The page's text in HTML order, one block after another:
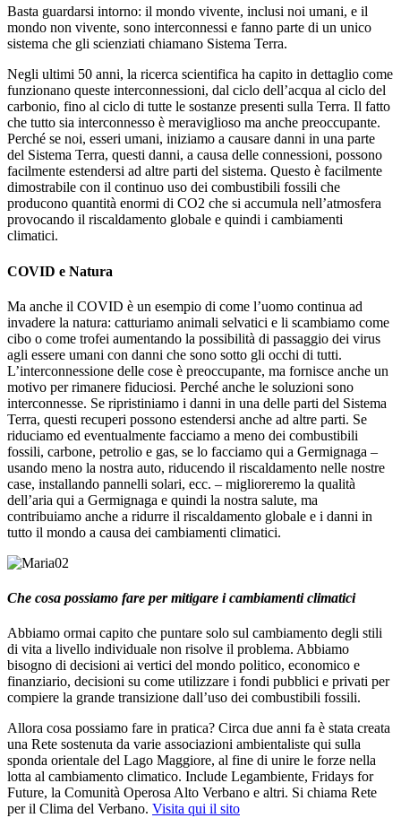
Basta guardarsi intorno: il mondo vivente, inclusi noi umani, e il
mondo non vivente, sono interconnessi e fanno parte di un unico
sistema che gli scienziati chiamano Sistema Terra.
Negli ultimi 50 anni, la ricerca scientifica ha capito in dettaglio come
funzionano queste interconnessioni, dal ciclo dell’acqua al ciclo del
carbonio, fino al ciclo di tutte le sostanze presenti sulla Terra. Il fatto
che tutto sia interconnesso è meraviglioso ma anche preoccupante.
Perché se noi, esseri umani, iniziamo a causare danni in una parte
del Sistema Terra, questi danni, a causa delle connessioni, possono
facilmente estendersi ad altre parti del sistema. Questo è facilmente
dimostrabile con il continuo uso dei combustibili fossili che
producono quantità enormi di CO2 che si accumula nell’atmosfera
provocando il riscaldamento globale e quindi i cambiamenti
climatici.
COVID e Natura
Ma anche il COVID è un esempio di come l’uomo continua ad
invadere la natura: catturiamo animali selvatici e li scambiamo come
cibo o come trofei aumentando la possibilità di passaggio dei virus
agli essere umani con danni che sono sotto gli occhi di tutti.
L’interconnessione delle cose è preoccupante, ma fornisce anche un
motivo per rimanere fiduciosi. Perché anche le soluzioni sono
interconnesse. Se ripristiniamo i danni in una delle parti del Sistema
Terra, questi recuperi possono estendersi anche ad altre parti. Se
riduciamo ed eventualmente facciamo a meno dei combustibili
fossili, carbone, petrolio e gas, se lo facciamo qui a Germignaga –
usando meno la nostra auto, riducendo il riscaldamento nelle nostre
case, installando pannelli solari, ecc. – miglioreremo la qualità
dell’aria qui a Germignaga e quindi la nostra salute, ma
contribuiamo anche a ridurre il riscaldamento globale e i danni in
tutto il mondo a causa dei cambiamenti climatici.
Che cosa possiamo fare per mitigare i cambiamenti climatici
Abbiamo ormai capito che puntare solo sul cambiamento degli stili
di vita a livello individuale non risolve il problema. Abbiamo
bisogno di decisioni ai vertici del mondo politico, economico e
finanziario, decisioni su come utilizzare i fondi pubblici e privati per
compiere la grande transizione dall’uso dei combustibili fossili.
Allora cosa possiamo fare in pratica? Circa due anni fa è stata creata
una Rete sostenuta da varie associazioni ambientaliste qui sulla
sponda orientale del Lago Maggiore, al fine di unire le forze nella
lotta al cambiamento climatico. Include Legambiente, Fridays for
Future, la Comunità Operosa Alto Verbano e altri. Si chiama Rete
per il Clima del Verbano. Visita qui il sito